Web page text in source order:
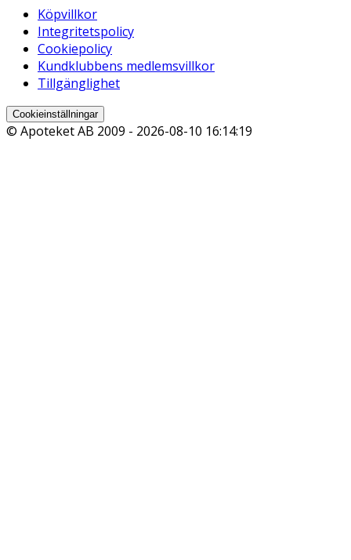
Köpvillkor
Integritetspolicy
Cookiepolicy
Kundklubbens medlemsvillkor
Tillgänglighet
Cookieinställningar
© Apoteket AB 2009 - 2026-08-10 16:14:19